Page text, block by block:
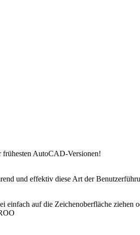
frühesten AutoCAD-Versionen!
und effektiv diese Art der
einfach auf die Zeichenoberfläche ziehen